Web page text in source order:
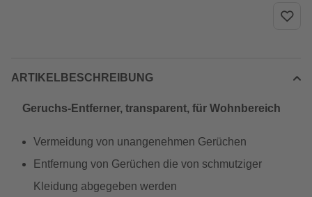
ARTIKELBESCHREIBUNG
Geruchs-Entferner, transparent, für Wohnbereich
Vermeidung von unangenehmen Gerüchen
Entfernung von Gerüchen die von schmutziger
Kleidung abgegeben werden